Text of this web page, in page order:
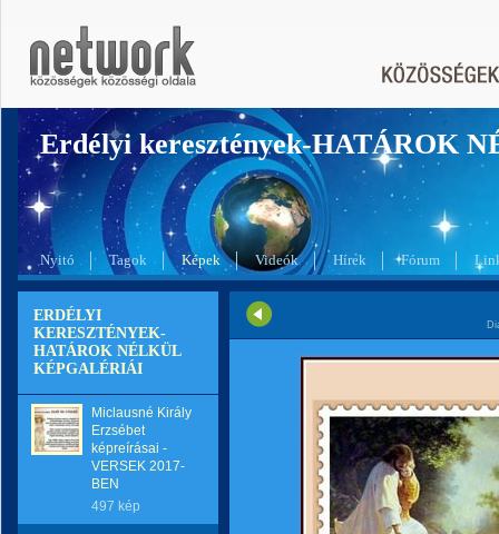
Erdélyi keresztények-HATÁROK
Nyitó Tagok Képek Videók Hírek Fórum
ERDÉLYI
KERESZTÉNYEK-
HATÁROK NÉLKÜL
KÉPGALÉRIÁI
Miclausné Király
Erzsébet
képreírásai -
VERSEK 2017-
BEN
497 kép